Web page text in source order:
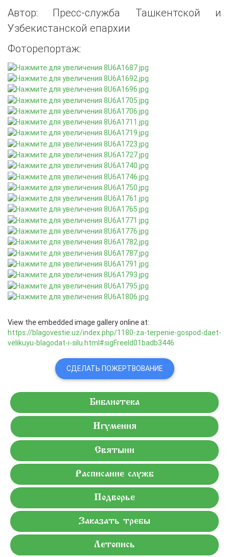
Автор: Пресс-служба Ташкентской и
Узбекистанской епархии
Фоторепортаж:
View the embedded image gallery online at:
https://blagovestie.uz/index.php/1180-za-terpenie-gospod-daet-
velikuyu-blagodat-i-silu.html#sigFreeId01badb3446
СДЕЛАТЬ ПОЖЕРТВОВАНИЕ
Библиотека
Игумения
Святыни
Расписание служб
Подворье
Заказать требы
Летопись